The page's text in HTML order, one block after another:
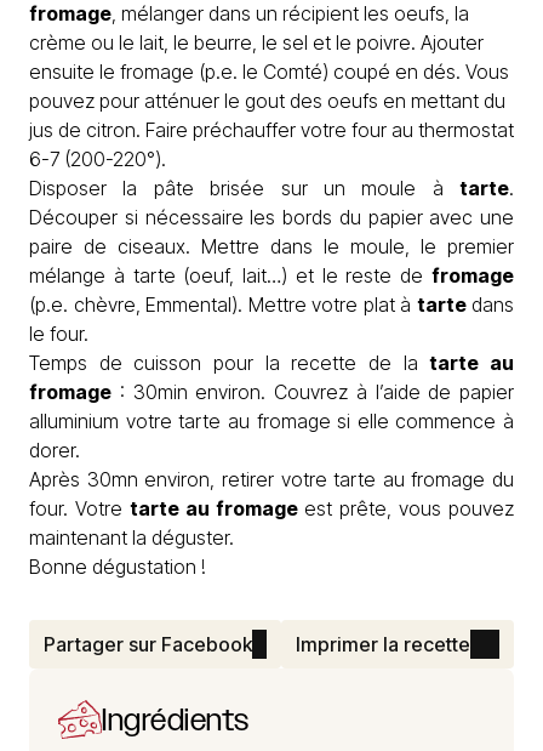
fromage, mélanger dans un récipient les oeufs, la
crème ou le lait, le beurre, le sel et le poivre. Ajouter
ensuite le fromage (p.e. le Comté) coupé en dés. Vous
pouvez pour atténuer le gout des oeufs en mettant du
jus de citron. Faire préchauffer votre four au thermostat
6-7 (200-220°).
Disposer la pâte brisée sur un moule à tarte.
Découper si nécessaire les bords du papier avec une
paire de ciseaux. Mettre dans le moule, le premier
mélange à tarte (oeuf, lait…) et le reste de fromage
(p.e. chèvre, Emmental). Mettre votre plat à tartedans
le four.
Temps de cuisson pour la recette de latarte au
fromage : 30min environ. Couvrez à l’aide de papier
alluminium votre tarte au fromage si elle commence à
dorer.
Après 30mn environ, retirer votre tarte au fromage du
four. Votre tarte au fromageest prête, vous pouvez
maintenant la déguster.
Bonne dégustation !
Partager sur Facebook Imprimer la recette
Ingrédients